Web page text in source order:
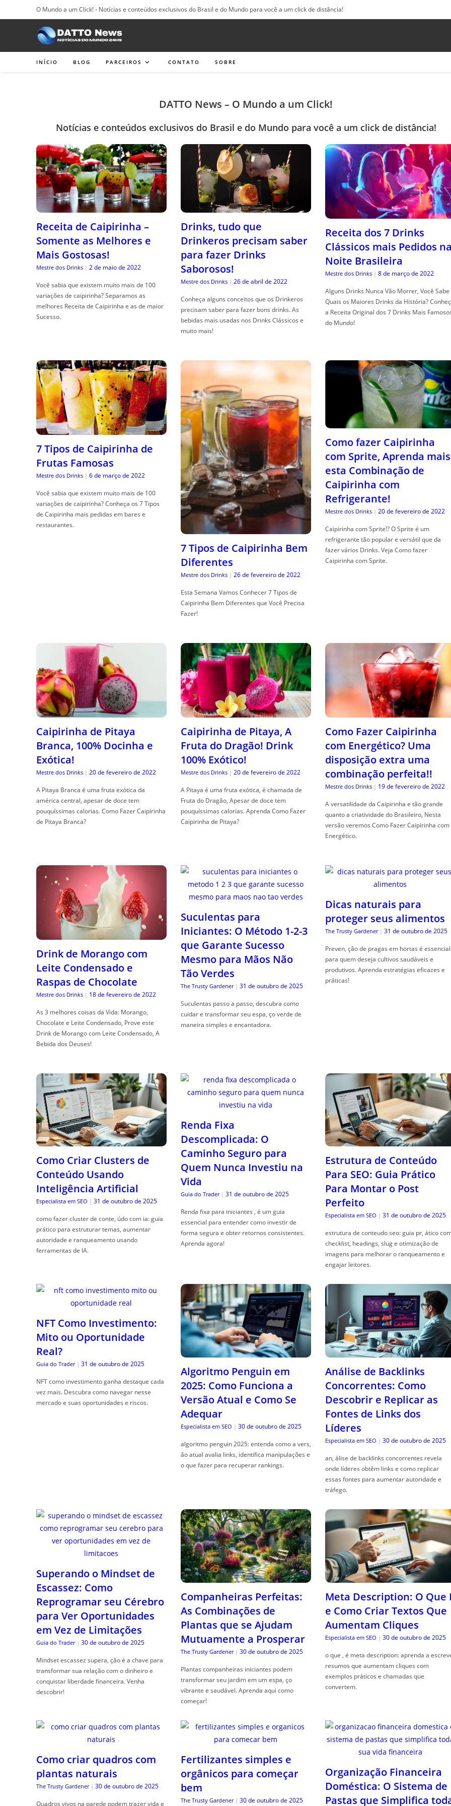
para
O Mundo a um Click! - Notícias e conteúdos exclusivos do Brasil e do Mundo para você a um click de distância!
INÍCIO BLOG PARCEIROS CONTATO SOBRE
DATTO News – O Mundo a um Click!
Notícias e conteúdos exclusivos do Brasil e do Mundo para você a um click de distância!
Receita de Caipirinha –
Somente as Melhores e
Mais Gostosas!
Mestre dos Drinks | 2 de maio de 2022
Você sabia que existem muito mais de 100
variações de caipirinha? Separamos as
melhores Receita de Caipirinha e as de maior
Sucesso.
Drinks, tudo que
Drinkeros precisam saber
para fazer Drinks
Saborosos!
Mestre dos Drinks | 26 de abril de 2022
Conheça alguns conceitos que os Drinkeros
precisam saber para fazer bons drinks. As
bebidas mais usadas nos Drinks Clássicos e
muito mais!
Receita dos 7 Drinks
Clássicos mais Pedidos
Noite Brasileira
Mestre dos Drinks | 8 de março de 2022
Alguns Drinks Nunca Vão Morrer, Você Sabe
Quais os Maiores Drinks da História?
a Receita Original dos 7 Drinks Mais
do Mundo!
7 Tipos de Caipirinha de
Frutas Famosas
Mestre dos Drinks | 6 de março de 2022
Você sabia que existem muito mais de 100
variações de caipirinha? Conheça os 7 Tipos
de Caipirinha mais pedidas em bares e
restaurantes.
7 Tipos de Caipirinha Bem
Diferentes
Mestre dos Drinks | 26 de fevereiro de 2022
Esta Semana Vamos Conhecer 7 Tipos de
Caipirinha Bem Diferentes que Você Precisa
Fazer!
Como fazer Caipirinha
com Sprite, Aprenda mais
esta Combinação de
Caipirinha com
Refrigerante!
Mestre dos Drinks | 20 de fevereiro de 2022
Caipirinha com Sprite!? O Sprite é um
refrigerante tão popular e versátil que da
fazer vários Drinks. Veja Como fazer
Caipirinha com Sprite.
Caipirinha de Pitaya
Branca, 100% Docinha e
Exótica!
Mestre dos Drinks | 20 de fevereiro de 2022
A Pitaya Branca é uma fruta exótica da
américa central, apesar de doce tem
pouquíssimas calorias. Como Fazer Caipirinha
de Pitaya Branca?
Caipirinha de Pitaya, A
Fruta do Dragão! Drink
100% Exótico!
Mestre dos Drinks | 20 de fevereiro de 2022
A Pitaya é uma fruta exótica, é chamada de
Fruta do Dragão, Apesar de doce tem
pouquíssimas calorias. Aprenda Como Fazer
Caipirinha de Pitaya?
Como Fazer Caipirinha
com Energético? Uma
disposição extra uma
combinação perfeita!!
Mestre dos Drinks | 19 de fevereiro de 2022
A versatilidade da Caipirinha e tão grande
quanto a criatividade do Brasileiro, Nesta
versão veremos Como Fazer Caipirinha com
Energético.
Drink de Morango com
Leite Condensado e
Raspas de Chocolate
Mestre dos Drinks | 18 de fevereiro de 2022
As 3 melhores coisas da Vida: Morango,
Chocolate e Leite Condensado, Prove este
Drink de Morango com Leite Condensado, A
Bebida dos Deuses!
Suculentas para
Iniciantes: O Método 1-2-3
que Garante Sucesso
Mesmo para Mãos Não
Tão Verdes
The Trusty Gardener | 31 de outubro de 2025
Suculentas passo a passo, descubra como
cuidar e transformar seu espa, ço verde de
maneira simples e encantadora.
Dicas naturais para
proteger seus alimentos
The Trusty Gardener | 31 de outubro de 2025
Preven, ção de pragas em hortas é essencial
para quem deseja cultivos saudáveis e
produtivos. Aprenda estratégias eficazes e
práticas!
Como Criar Clusters de
Conteúdo Usando
Inteligência Artificial
Especialista em SEO | 31 de outubro de 2025
como fazer cluster de conte, údo com ia: guia
prático para estruturar temas, aumentar
autoridade e ranqueamento usando
ferramentas de IA.
Renda Fixa
Descomplicada: O
Caminho Seguro para
Quem Nunca Investiu na
Vida
Guia do Trader | 31 de outubro de 2025
Renda fixa para iniciantes , é um guia
essencial para entender como investir de
forma segura e obter retornos consistentes.
Aprenda agora!
Estrutura de Conteúdo
Para SEO: Guia Prático
Para Montar o Post
Perfeito
Especialista em SEO | 31 de outubro de 2025
estrutura de conteudo seo: guia pr, ático
checklist, headings, slug e otimização de
imagens para melhorar o ranqueamento e
engajar leitores.
NFT Como Investimento:
Mito ou Oportunidade
Real?
Guia do Trader | 31 de outubro de 2025
NFT como investimento ganha destaque cada
vez mais. Descubra como navegar nesse
mercado e suas oportunidades e riscos.
Algoritmo Penguin em
2025: Como Funciona a
Versão Atual e Como Se
Adequar
Especialista em SEO | 30 de outubro de 2025
algoritmo penguin 2025: entenda como a vers,
ão atual avalia links, identifica manipulações e
o que fazer para recuperar rankings.
Análise de Backlinks
Concorrentes: Como
Descobrir e Replicar as
Fontes de Links dos
Líderes
Especialista em SEO | 30 de outubro de 2025
an, álise de backlinks concorrentes revela
onde líderes obtêm links e como replicar
essas fontes para aumentar autoridade e
tráfego.
Superando o Mindset de
Escassez: Como
Reprogramar seu Cérebro
para Ver Oportunidades
em Vez de Limitações
Guia do Trader | 30 de outubro de 2025
Mindset escassez supera, ção é a chave para
transformar sua relação com o dinheiro e
conquistar liberdade financeira. Venha
descobrir!
Companheiras Perfeitas:
As Combinações de
Plantas que se Ajudam
Mutuamente a Prosperar
The Trusty Gardener | 30 de outubro de 2025
Plantas companheiras iniciantes podem
transformar seu jardim em um espa, ço
vibrante e saudável. Aprenda aqui como
começar!
Meta Description: O Que
e Como Criar Textos Que
Aumentam Cliques
Especialista em SEO | 30 de outubro de 2025
o que , é meta description: aprenda a
resumos que aumentam cliques com
exemplos práticos e chamadas que
convertem.
Como criar quadros com
plantas naturais
The Trusty Gardener | 30 de outubro de 2025
Quadros vivos na parede podem trazer vida e
Fertilizantes simples e
orgânicos para começar
bem
The Trusty Gardener | 30 de outubro de 2025
Organização Financeira
Doméstica: O Sistema de
Pastas que Simplifica